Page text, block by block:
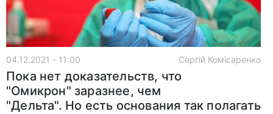
04.12.2021 - 11:00 Сергій Комісаренко
Пока нет доказательств, что
"Омикрон" заразнее, чем
"Дельта". Но есть основания так полагать